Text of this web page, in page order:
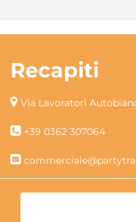
Recapiti
Via Lavoratori
+39 0362 307064